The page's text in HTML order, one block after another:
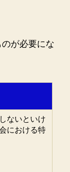
が必要にな
ないといけ
における特